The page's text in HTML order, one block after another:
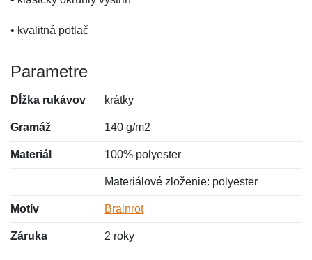
• kvalitná potlač
Parametre
Dĺžka rukávov krátky
Gramáž 140 g/m2
Materiál 100% polyester
Materiálové zloženie: polyester
Motív Brainrot
Záruka 2 roky